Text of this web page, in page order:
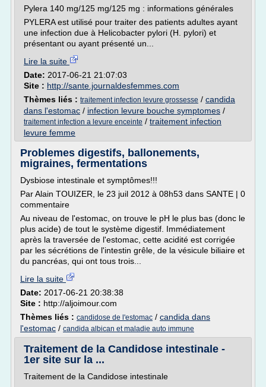
Pylera 140 mg/125 mg/125 mg : informations générales
PYLERA est utilisé pour traiter des patients adultes ayant
une infection due à Helicobacter pylori (H. pylori) et
présentant ou ayant présenté un...
Lire la suite
Date: 2017-06-21 21:07:03
Site : http://sante.journaldesfemmes.com
Thèmes liés : traitement infection levure grossesse / candida
dans l'estomac / infection levure bouche symptomes /
traitement infection a levure enceinte / traitement infection
levure femme
Problemes digestifs, ballonements,
migraines, fermentations
Dysbiose intestinale et symptômes!!!
Par Alain TOUIZER, le 23 juil 2012 à 08h53 dans SANTE | 0
commentaire
Au niveau de l'estomac, on trouve le pH le plus bas (donc le
plus acide) de tout le système digestif. Immédiatement
après la traversée de l'estomac, cette acidité est corrigée
par les sécrétions de l'intestin grêle, de la vésicule biliaire et
du pancréas, qui ont tous trois...
Lire la suite
Date: 2017-06-21 20:38:38
Site : http://aljoimour.com
Thèmes liés : candidose de l'estomac / candida dans
l'estomac / candida albican et maladie auto immune
Traitement de la Candidose intestinale -
1er site sur la ...
Traitement de la Candidose intestinale